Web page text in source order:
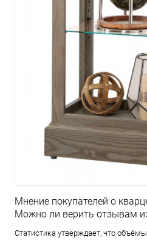
Мнение покупателей о
Можно ли верить отзывам
Статистика утверждает, что